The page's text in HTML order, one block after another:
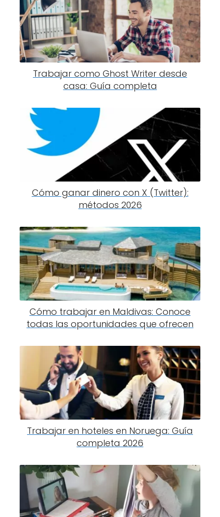
Trabajar como Ghost Writer desde
casa: Guía completa
Cómo ganar dinero con X (Twitter):
métodos 2026
Cómo trabajar en Maldivas: Conoce
todas las oportunidades que ofrecen
Trabajar en hoteles en Noruega: Guía
completa 2026